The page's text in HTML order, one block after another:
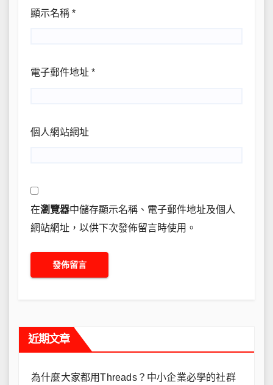
顯示名稱 *
電子郵件地址 *
個人網站網址
在瀏覽器中儲存顯示名稱、電子郵件地址及個人
網站網址，以供下次發佈留言時使用。
近期文章
為什麼大家都用Threads？中小企業必學的社群